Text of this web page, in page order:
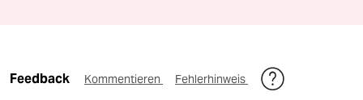
Feedback Kommentieren Fehlerhinweis